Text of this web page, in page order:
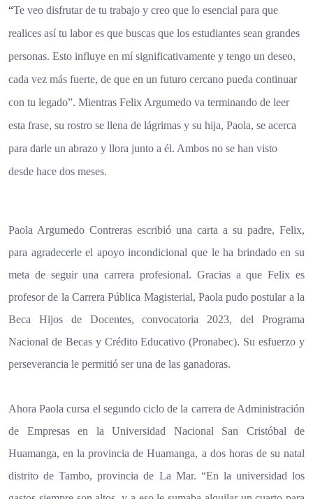
“Te veo disfrutar de tu trabajo y creo que lo esencial para que
realices así tu labor es que buscas que los estudiantes sean grandes
personas. Esto influye en mí significativamente y tengo un deseo,
cada vez más fuerte, de que en un futuro cercano pueda continuar
con tu legado”. Mientras Felix Argumedo va terminando de leer
esta frase, su rostro se llena de lágrimas y su hija, Paola, se acerca
para darle un abrazo y llora junto a él. Ambos no se han visto
desde hace dos meses.
Paola Argumedo Contreras escribió una carta a su padre, Felix,
para agradecerle el apoyo incondicional que le ha brindado en su
meta de seguir una carrera profesional. Gracias a que Felix es
profesor de la Carrera Pública Magisterial, Paola pudo postular a la
Beca Hijos de Docentes, convocatoria 2023, del Programa
Nacional de Becas y Crédito Educativo (Pronabec). Su esfuerzo y
perseverancia le permitió ser una de las ganadoras.
Ahora Paola cursa el segundo ciclo de la carrera de Administración
de Empresas en la Universidad Nacional San Cristóbal de
Huamanga, en la provincia de Huamanga, a dos horas de su natal
distrito de Tambo, provincia de La Mar. “En la universidad los